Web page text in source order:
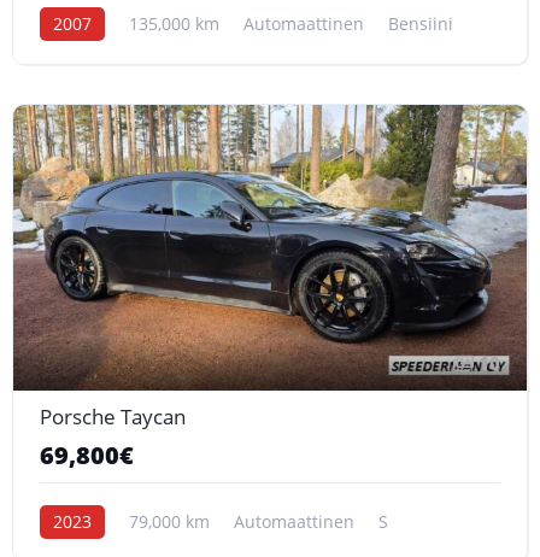
2007 135,000 km Automaattinen Bensiini
10
Porsche Taycan
69,800€
2023 79,000 km Automaattinen S